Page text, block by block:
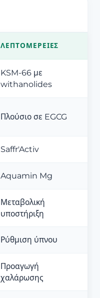
ΛΕΠΤΟΜΈΡΕΙΕΣ
KSM-66 με
withanolides
Πλούσιο σε EGCG
Saffr'Activ
Aquamin Mg
Μεταβολική
υποστήριξη
Ρύθμιση ύπνου
Προαγωγή
χαλάρωσης